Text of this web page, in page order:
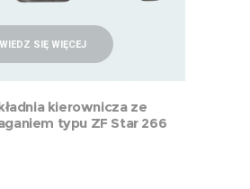
SIĘ WIĘCEJ
kierownicza ze
typu ZF Star 266